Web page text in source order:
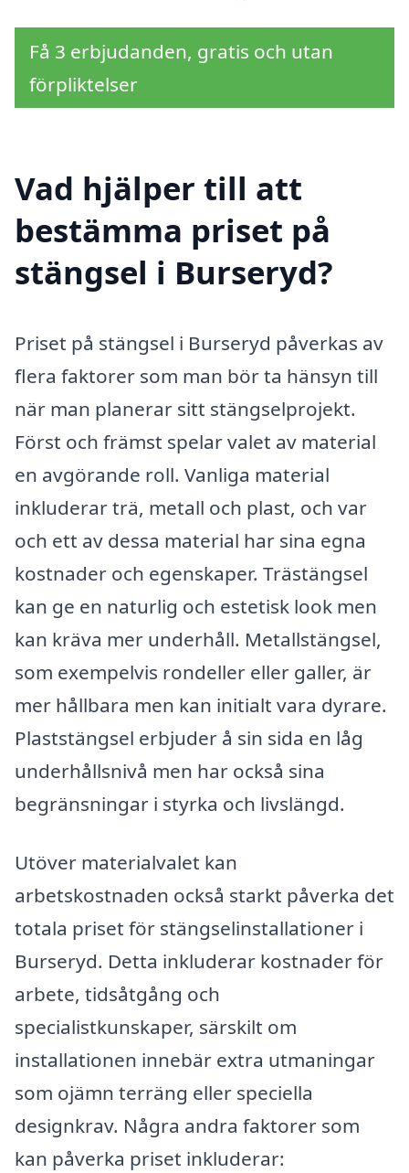
Få 3 erbjudanden, gratis och utan
förpliktelser
Vad hjälper till att
bestämma priset på
stängsel i Burseryd?
Priset på stängsel i Burseryd påverkas av
flera faktorer som man bör ta hänsyn till
när man planerar sitt stängselprojekt.
Först och främst spelar valet av material
en avgörande roll. Vanliga material
inkluderar trä, metall och plast, och var
och ett av dessa material har sina egna
kostnader och egenskaper. Trästängsel
kan ge en naturlig och estetisk look men
kan kräva mer underhåll. Metallstängsel,
som exempelvis rondeller eller galler, är
mer hållbara men kan initialt vara dyrare.
Plaststängsel erbjuder å sin sida en låg
underhållsnivå men har också sina
begränsningar i styrka och livslängd.
Utöver materialvalet kan
arbetskostnaden också starkt påverka det
totala priset för stängselinstallationer i
Burseryd. Detta inkluderar kostnader för
arbete, tidsåtgång och
specialistkunskaper, särskilt om
installationen innebär extra utmaningar
som ojämn terräng eller speciella
designkrav. Några andra faktorer som
kan påverka priset inkluderar: